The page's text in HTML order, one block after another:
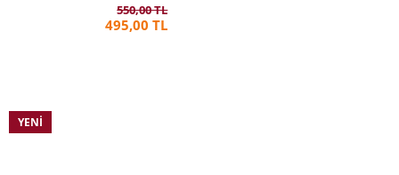
550,00 TL
495,00 TL
YENI